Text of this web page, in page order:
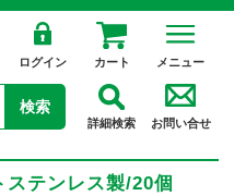
ログイン カート メニュー
検索
詳細検索 お問い合せ
テンレス製/20個